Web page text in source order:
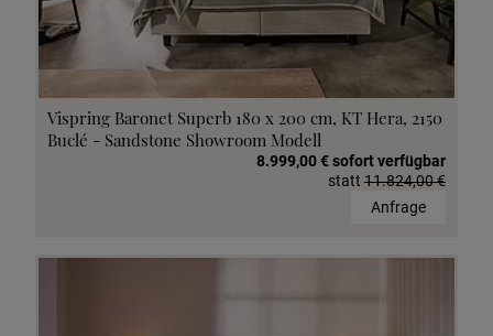
Vispring Baronet Superb 180 x 200 cm, KT Hera, 2150
Buclé - Sandstone Showroom Modell
8.999,00 € sofort verfügbar
statt 11.824,00 €
Anfrage